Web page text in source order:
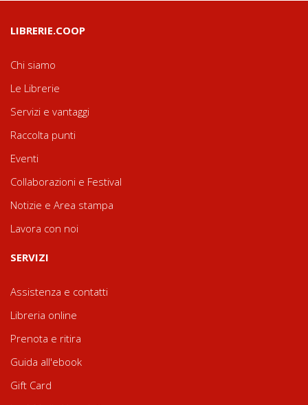
LIBRERIE.COOP
Chi siamo
Le Librerie
Servizi e vantaggi
Raccolta punti
Eventi
Collaborazioni e Festival
Notizie e Area stampa
Lavora con noi
SERVIZI
Assistenza e contatti
Libreria online
Prenota e ritira
Guida all'ebook
Gift Card